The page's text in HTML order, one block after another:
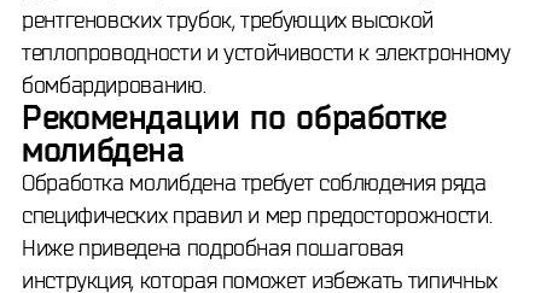
рентгеновских трубок, требующих высокой
теплопроводности и устойчивости к электронному
бомбардированию.
Рекомендации по обработке
молибдена
Обработка молибдена требует соблюдения ряда
специфических правил и мер предосторожности.
Ниже приведена подробная пошаговая
инструкция, которая поможет избежать типичных